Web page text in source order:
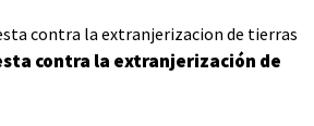
contra la extranjerización de